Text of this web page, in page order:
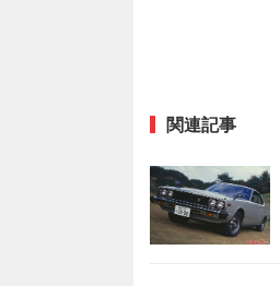
関連記事